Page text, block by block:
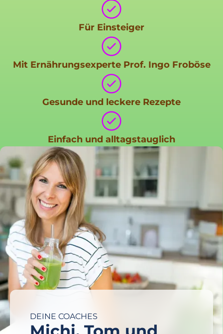
Für Einsteiger
Mit Ernährungsexperte Prof. Ingo Froböse
Gesunde und leckere Rezepte
Einfach und alltagstauglich
DEINE COACHES